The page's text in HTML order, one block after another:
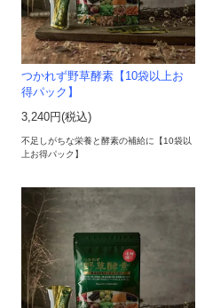
つかれず野草酵素【10袋以上お
得パック】
3,240円(税込)
不足しがちな栄養と酵素の補給に【10袋以
上お得パック】